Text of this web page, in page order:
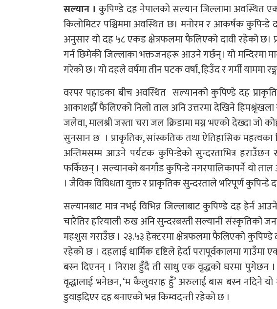
सल्यान । कुपिण्डे दह नेपालको सल्यान जिल्लामा अवस्थित
किलोमिटर पश्चिममा अवस्थित छ। मनोरम र आकर्षक
अनुसार यो दह ५८ एकड क्षेत्रफलमा फैलिएको दावी रहेको छ।
गर्न छिमेकी जिल्लाका भक्तजनहरू आउने गर्छन्। यो मन्दिरमा
गरेको छ। यो दहले वर्षमा तीन पटक वर्षा, हिउँद र गर्मी याममा
वरपर पहाडका बीच अवस्थित सल्यानको कुपिण्डे दह
आकाशझैँ फैलिएको निलो ताल अनि उत्तरमा देखिने हिमश्रृंखला
जलेवा, मालश्री जस्ता चरा जल क्रिडामा मग्न भएको देख्दा जो
सुनसान छ । प्राकृतिक, सांस्कतिक तथा ऐतिहासिक
अन्तिमसम्म आउने पर्यटक कुपिन्डेको सुन्दरताभित्र
फर्किछन् । सल्यानको बनगाँड कुपिन्डे नगरपालिकापर्ने यो
। जैविक विविधता युक्त र प्राकृतिक सुन्दरताले भरिपूर्ण
सल्यानबाट मात्र नभई विभिन्न जिल्लाबाट कुपिण्डे दह
चारैतिर हरियाली रुख अनि सुन्दरबस्ती सल्यानी संस्कृतिको
महशुस गराउँछ । २३.५३ हेक्टरमा क्षेत्रफलमा फैलिएको कुपिण्डे
रहेको छ । दहलाई धार्मिक दृष्टिले हेर्दा परापूर्वकालमा
बस्न दिएनन् । निराश हुँदै ती साधु एक वृद्धको घरमा पुगेछन
वृद्धालाई भनेछन, ‘म कैलुवराह हुँ’ अरुलाई बास बस्न नदिने
डुवाइदिएर दह बनाएको भन्न किम्वदन्ती रहेको छ ।